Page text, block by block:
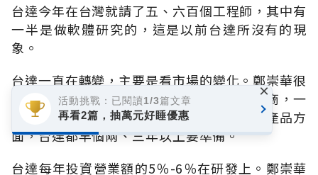
台達今年在台灣就請了五、六百個工程師，其中有
一半是做軟體研究的，這是以前台達所沒有的現
象。
台達一直在轉變，主要是看市場的變化。鄭崇華很
勤快，每年都出去很多次。「一方面拜訪廠商，一
方面掌握國際大廠的走向，」海英俊說。在產品方
面，台達都早個兩、三年以上要準備。
台達每年投資營業額的5％-6％在研發上。鄭崇華
活動挑戰：已閱讀1/3篇文章
再看2篇，抽萬元好睡優惠
×